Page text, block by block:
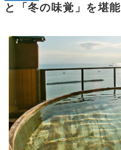
と「冬の味覚」を堪能